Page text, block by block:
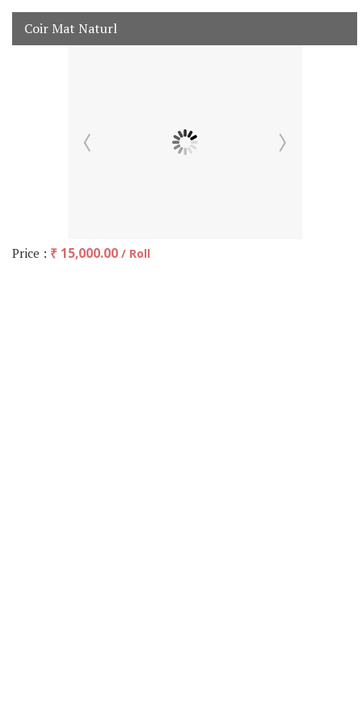
Coir Mat Naturl
Price : ₹ 15,000.00 / Roll